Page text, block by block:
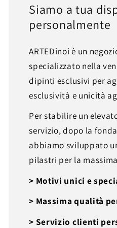
Siamo a tua
personalmente
ARTEDinoi è un
specializzato nella
dipinti esclusivi per
esclusività e unicità
Per stabilire un
servizio, dopo la
abbiamo sviluppato
pilastri per la
> Motivi unici e
> Massima qualità
> Servizio clienti